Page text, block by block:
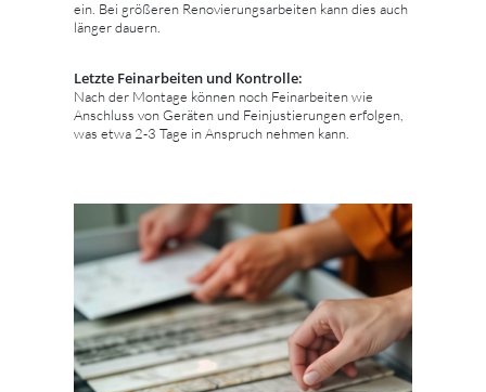
ein. Bei größeren Renovierungsarbeiten kann dies auch
länger dauern.
Letzte Feinarbeiten und Kontrolle:
Nach der Montage können noch Feinarbeiten wie
Anschluss von Geräten und Feinjustierungen erfolgen,
was etwa 2-3 Tage in Anspruch nehmen kann.